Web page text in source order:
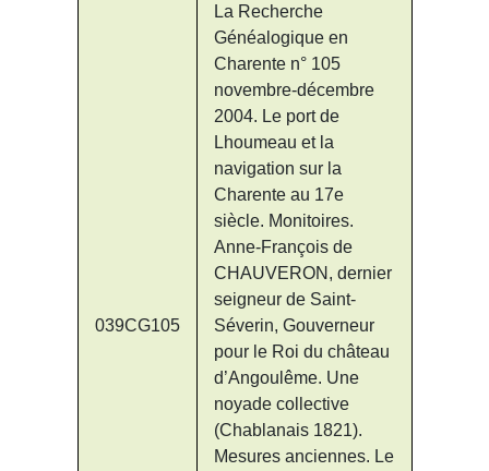
039CG105
La Recherche
Généalogique en
Charente n° 105
novembre-décembre
2004. Le port de
Lhoumeau et la
navigation sur la
Charente au 17e
siècle. Monitoires.
Anne-François de
CHAUVERON, dernier
seigneur de Saint-
Séverin, Gouverneur
pour le Roi du château
d’Angoulême. Une
noyade collective
(Chablanais 1821).
Mesures anciennes. Le